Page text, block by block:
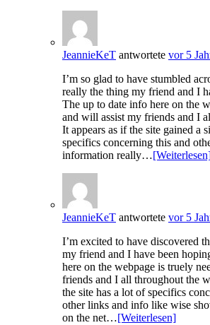
JeannieKeT antwortete vor 5
I’m so glad to have stumbled
really the thing my friend and I
The up to date info here on the
and will assist my friends and I
It appears as if the site gained a
specifics concerning this and
information really…
JeannieKeT antwortete vor 5
I’m excited to have discovered
my friend and I have been
here on the webpage is truely
friends and I all throughout the
the site has a lot of specifics
other links and info like wise
on the net…[Weiterlesen]